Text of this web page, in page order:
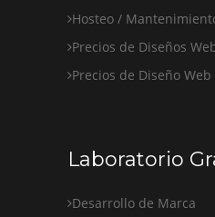
Hosteo /
Precios de Diseños
Precios de Diseño
Laboratorio
Desarrollo de Marca